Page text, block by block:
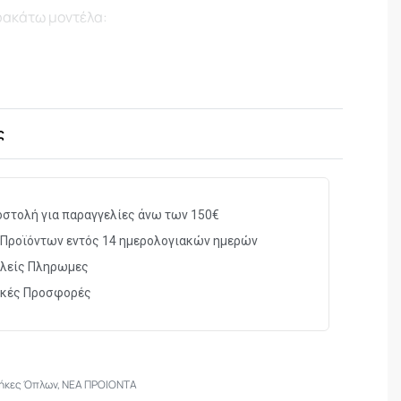
μοντέλα:
για παραγγελίες άνω των 150€
εντός 14 ημερολογιακών ημερών
Πληρωμες
Προσφορές
Όπλων, ΝΕΑ ΠΡΟΙΟΝΤΑ